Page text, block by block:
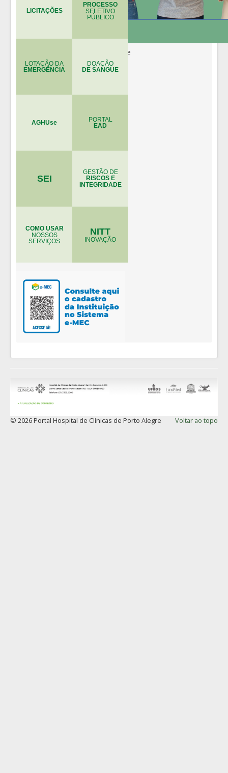
LICITAÇÕES
PROCESSO
SELETIVO
PÚBLICO
LOTAÇÃO DA
EMERGÊNCIA
DOAÇÃO
DE SANGUE
AGHUse PORTAL
EAD
SEI
GESTÃO DE
RISCOS E
INTEGRIDADE
COMO USAR
NOSSOS
SERVIÇOS
NITT
INOVAÇÃO
Voltar ao topo
© 2026 Portal Hospital de Clínicas de Porto Alegre